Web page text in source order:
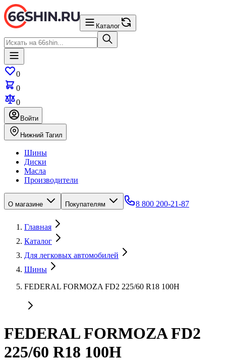
Каталог
0
0
0
Войти
Нижний Тагил
Шины
Диски
Масла
Производители
О магазине Покупателям 8 800 200-21-87
Главная
Каталог
Для легковых автомобилей
Шины
FEDERAL FORMOZA FD2 225/60 R18 100H
FEDERAL FORMOZA FD2
225/60 R18 100H